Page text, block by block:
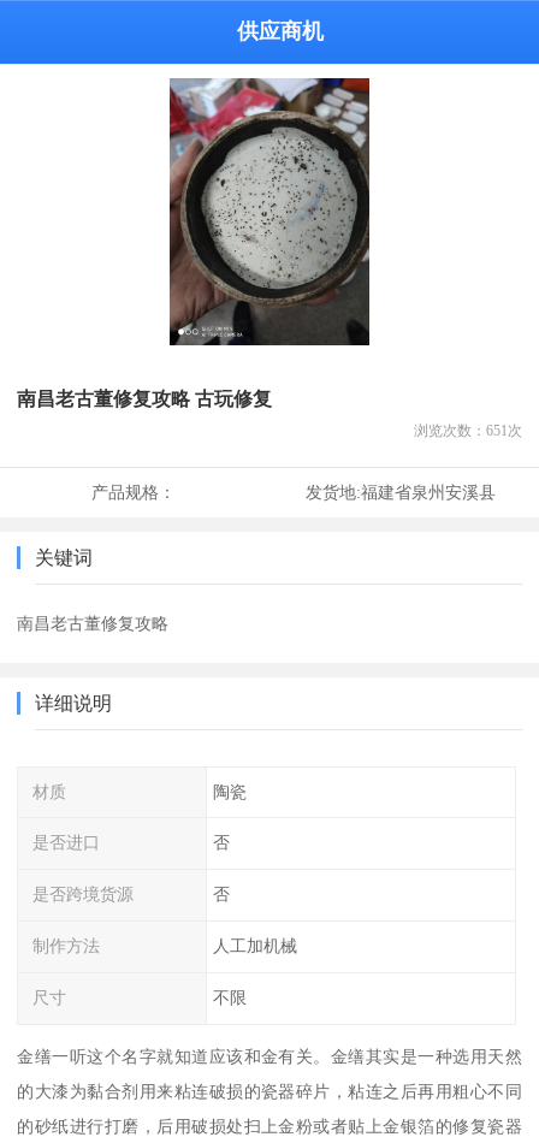
供应商机
南昌老古董修复攻略 古玩修复
浏览次数： 651 次
产品规格： 发货地:福建省泉州安溪县
关键词
南昌老古董修复攻略
详细说明
材质 陶瓷
是否进口 否
是否跨境货源 否
制作方法 人工加机械
尺寸 不限
金缮一听这个名字就知道应该和金有关。金缮其实是一种选用天然
的大漆为黏合剂用来粘连破损的瓷器碎片，粘连之后再用粗心不同
的砂纸进行打磨，后用破损处扫上金粉或者贴上金银箔的修复瓷器